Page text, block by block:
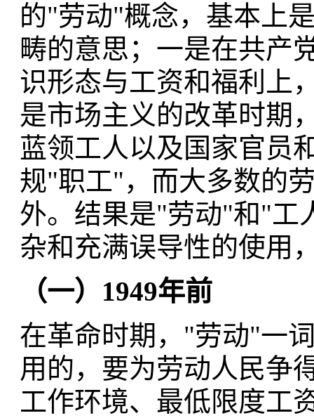
的"劳动"概念，基本上
畴的意思；一是在共产
识形态与工资和福利上
是市场主义的改革时期
蓝领工人以及国家官员
规"职工"，而大多数的
外。结果是"劳动"和"工
杂和充满误导性的使用
（一） 1949年前
在革命时期，"劳动"一
用的，要为劳动人民争
工作环境、最低限度工